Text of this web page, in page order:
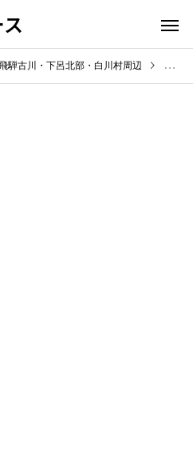
騨古川・下呂北部・白川村周辺 飛騨